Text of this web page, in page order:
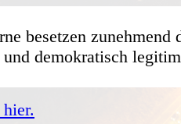
besetzen zunehmend
demokratisch